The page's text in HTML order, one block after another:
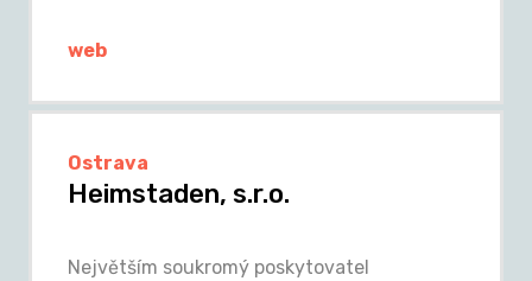
web
Ostrava
Heimstaden, s.r.o.
Největším soukromý poskytovatel